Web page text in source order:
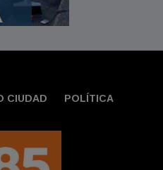
CIUDAD POLÍTICA